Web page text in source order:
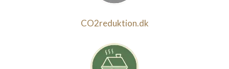
CO2reduktion.dk